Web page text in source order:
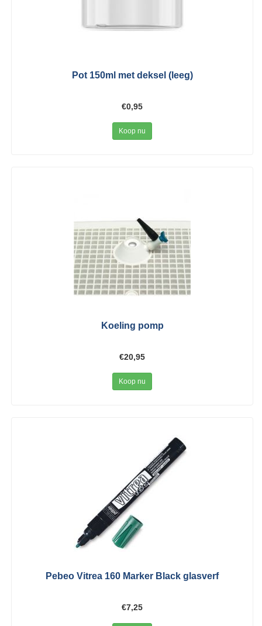
Pot 150ml met deksel (leeg)
€0,95
Koop nu
Koeling pomp
€20,95
Koop nu
Pebeo Vitrea 160 Marker Black glasverf
€7,25